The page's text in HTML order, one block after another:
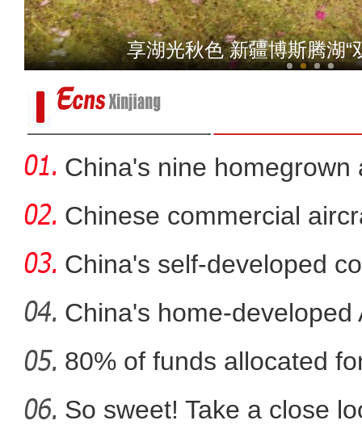
青年演员赫林：对影片
新疆沙雅县：多彩校园活
享湖光秋色 新疆博斯腾湖“
China's nine homegrown
in
Chinese commercial
fli
China's self-developed
co
China's home-
80% of funds allocated
So sweet! Take a close